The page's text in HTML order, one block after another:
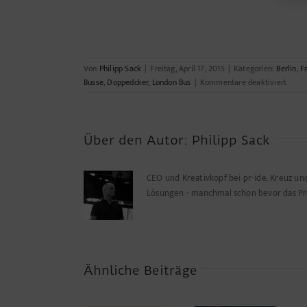
Von Philipp Sack | Freitag, April 17, 2015 | Kategorien: Berlin,
Busse, Doppedcker, London Bus | Kommentare deaktiviertfür
mit
Über den Autor: Philipp Sack
CEO und Kreativkopf bei pr-ide. Kreuz
Lösungen - manchmal schon bevor das
Ähnliche Beiträge